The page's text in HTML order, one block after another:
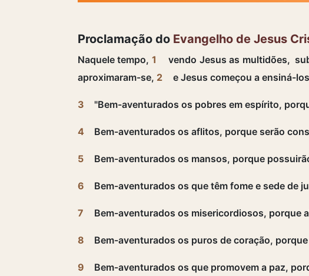
Proclamação do Evangelho de Jesus
Naquele tempo, 1
vendo Jesus as multidões,
aproximaram-se, 2 e Jesus começou a ensiná-
3 "Bem-aventurados os pobres em espírito,
4 Bem-aventurados os aflitos, porque serão
5 Bem-aventurados os mansos, porque
6 Bem-aventurados os que têm fome e sede de
7 Bem-aventurados os misericordiosos, porque
8 Bem-aventurados os puros de coração,
9 Bem-aventurados os que promovem a paz,